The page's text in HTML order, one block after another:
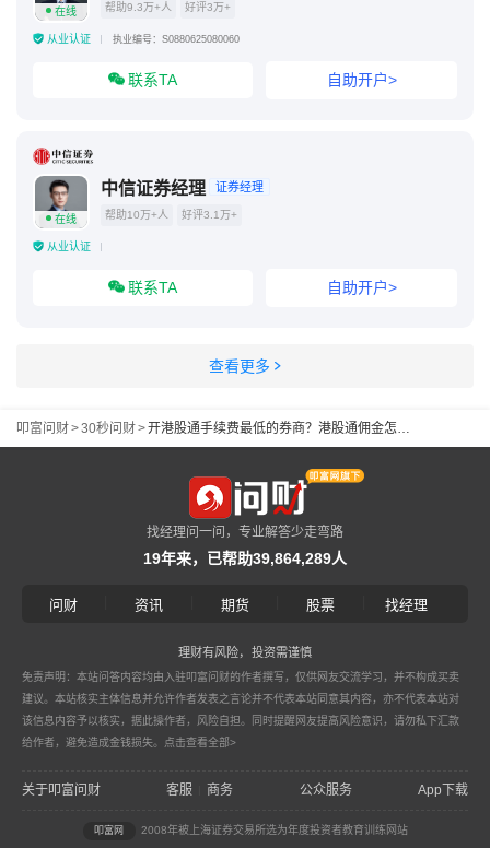
在线 帮助9.3万+人 好评3万+
从业认证 执业编号：S0880625080060
联系TA 自助开户>
在线
中信证券经理 证券经理
帮助10万+人 好评3.1万+
从业认证
联系TA 自助开户>
查看更多
叩富问财>30秒问财> 开港股通手续费最低的券商？港股通佣金怎么降低？
找经理问一问，专业解答少走弯路
19年来，已帮助39,864,289人
问财 资讯 期货 股票 找经理
理财有风险，投资需谨慎
免责声明：本站问答内容均由入驻叩富问财的作者撰写，仅供网友交流学习，并不构成买卖
建议。本站核实主体信息并允许作者发表之言论并不代表本站同意其内容，亦不代表本站对
该信息内容予以核实，据此操作者，风险自担。同时提醒网友提高风险意识，请勿私下汇款
给作者，避免造成金钱损失。 点击查看全部>
关于叩富问财 客服 商务 公众服务 App下载
叩富网 2008年被上海证券交易所选为年度投资者教育训练网站